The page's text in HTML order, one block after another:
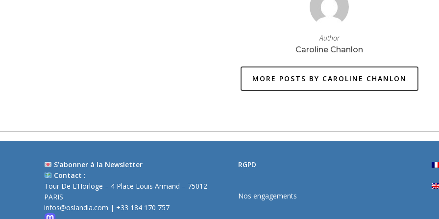
Author
Caroline Chanlon
MORE POSTS BY CAROLINE CHANLON
S’abonner à la Newsletter
Contact :
Tour De L’Horloge – 4 Place Louis Armand – 75012
PARIS
infos@oslandia.com | +33 184 170 757
RGPD
Nos engagements